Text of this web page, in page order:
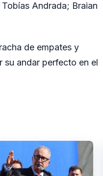
Andrada; Braian
de empates y
su andar perfecto en el